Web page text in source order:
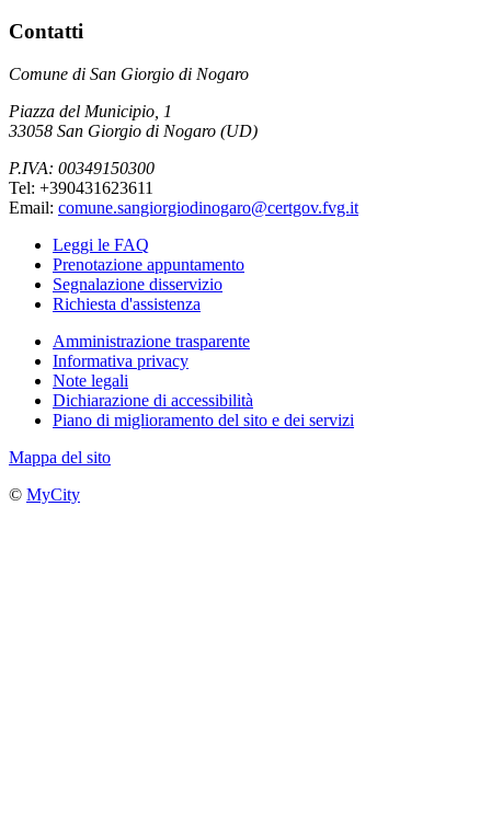
Contatti
Comune di San Giorgio di Nogaro
Piazza del Municipio, 1
33058 San Giorgio di Nogaro (UD)
P.IVA: 00349150300
Tel: +390431623611
Email: comune.sangiorgiodinogaro@certgov.fvg.it
Leggi le FAQ
Prenotazione appuntamento
Segnalazione disservizio
Richiesta d'assistenza
Amministrazione trasparente
Informativa privacy
Note legali
Dichiarazione di accessibilità
Piano di miglioramento del sito e dei servizi
Mappa del sito
© MyCity